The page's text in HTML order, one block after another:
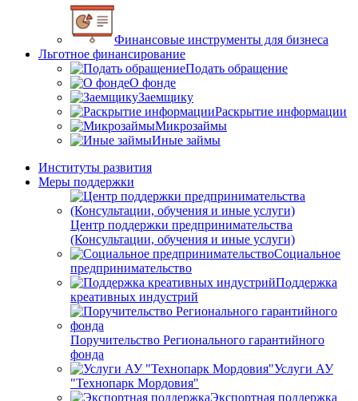
Финансовые инструменты для бизнеса
Льготное финансирование
Подать обращение
О фонде
Заемщику
Раскрытие информации
Микрозаймы
Иные займы
Институты развития
Меры поддержки
Центр поддержки предпринимательства
(Консультации, обучения и иные услуги)
Социальное
предпринимательство
Поддержка
креативных индустрий
Поручительство Регионального гарантийного
фонда
Услуги АУ
"Технопарк Мордовия"
Экспортная поддержка